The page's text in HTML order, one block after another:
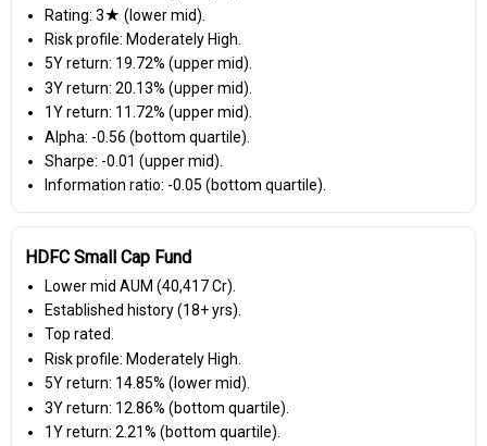
Rating: 3★ (lower mid).
Risk profile: Moderately High.
5Y return: 19.72% (upper mid).
3Y return: 20.13% (upper mid).
1Y return: 11.72% (upper mid).
Alpha: -0.56 (bottom quartile).
Sharpe: -0.01 (upper mid).
Information ratio: -0.05 (bottom quartile).
HDFC Small Cap Fund
Lower mid AUM (₹40,417 Cr).
Established history (18+ yrs).
Top rated.
Risk profile: Moderately High.
5Y return: 14.85% (lower mid).
3Y return: 12.86% (bottom quartile).
1Y return: 2.21% (bottom quartile).